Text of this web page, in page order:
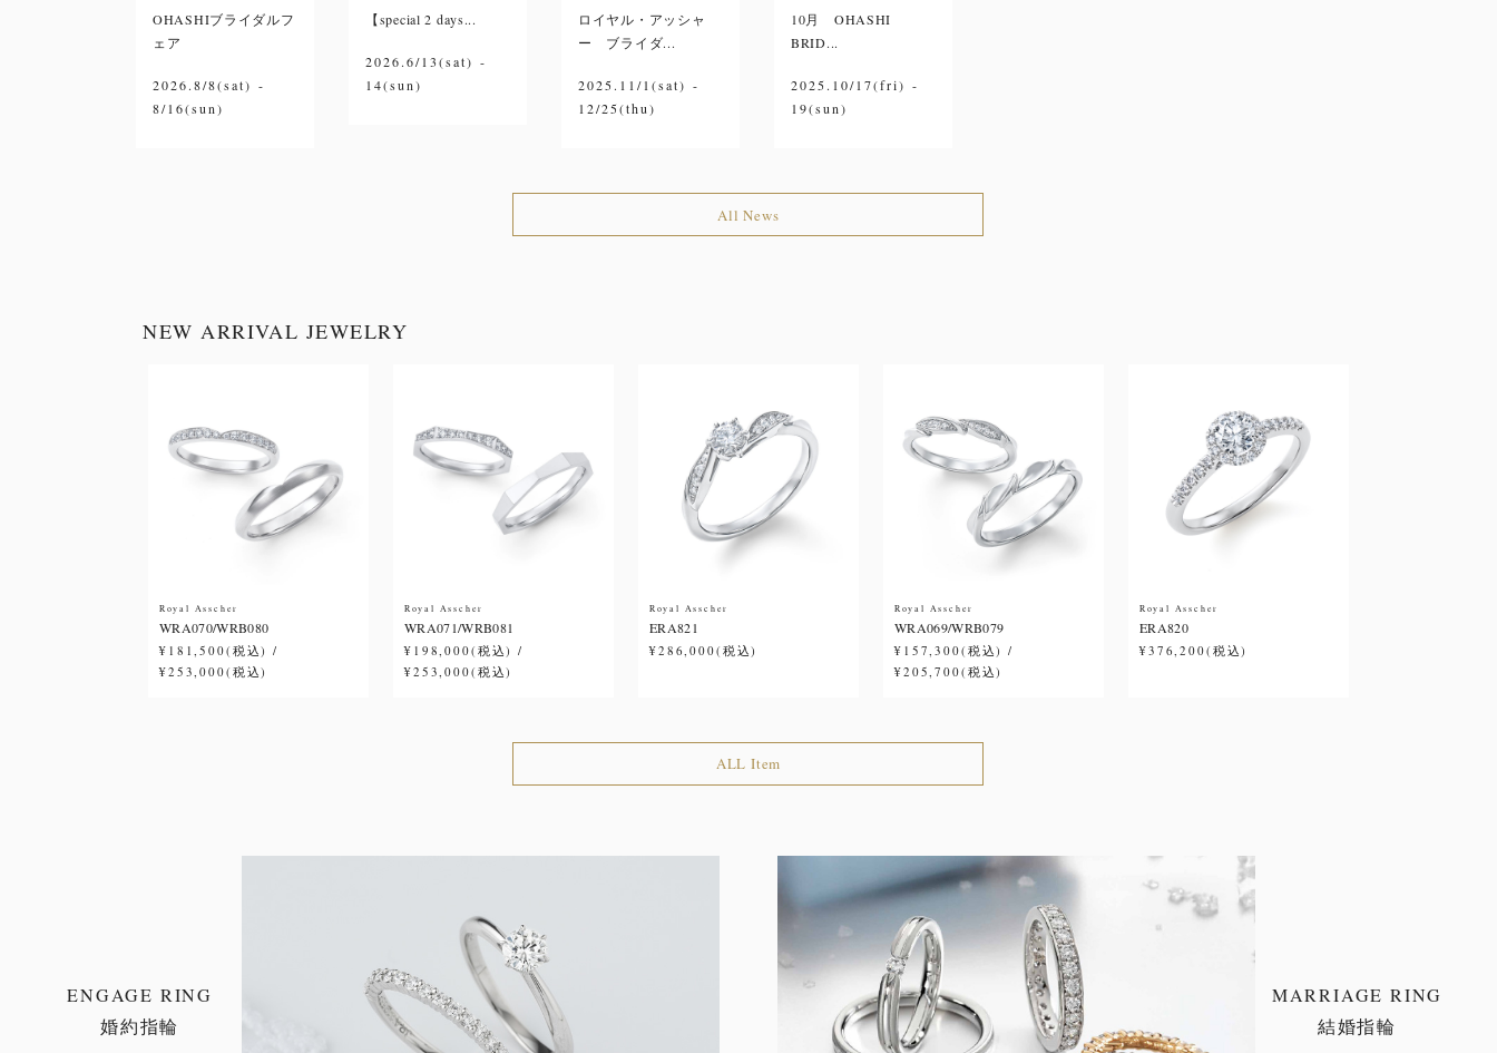
OHASHIブライダルフ
ェア
2026.8/8(sat) -
8/16(sun)
【special 2 days...
2026.6/13(sat) -
14(sun)
ロイヤル・アッシャ
ー ブライダ...
2025.11/1(sat) -
12/25(thu)
10月 OHASHI
BRID...
2025.10/17(fri) -
19(sun)
All News
NEW ARRIVAL JEWELRY
Royal Asscher
WRA070/WRB080
¥181,500(税込) /
¥253,000(税込)
Royal Asscher
WRA071/WRB081
¥198,000(税込) /
¥253,000(税込)
Royal Asscher
ERA821
¥286,000(税込)
Royal Asscher
WRA069/WRB079
¥157,300(税込) /
¥205,700(税込)
Royal Asscher
ERA820
¥376,200(税込)
ALL Item
ENGAGE RING
婚約指輪
MARRIAGE RING
結婚指輪